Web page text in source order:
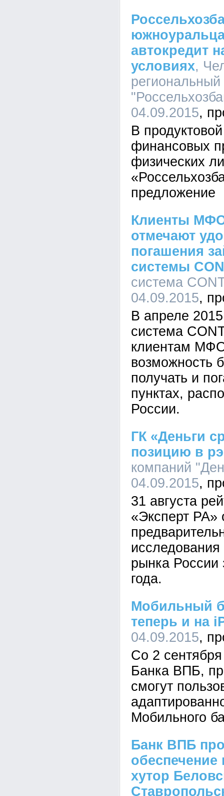
автокредит
условиях,
04.09.2015
В
финансовых
физических
предложение
Клиенты МФО
отмечают
погашения
системы
система
04.09.2015
В апреле
система
клиентам
возможность
получать и
пунктах,
России.
ГК «Деньги
позицию в
компаний
04.09.2015
31 августа
«Эксперт РА»
рынка России
года.
Мобильный
теперь и на
04.09.2015
Со 2
Банка ВПБ,
смогут
Мобильного
Банк ВПБ
хутор